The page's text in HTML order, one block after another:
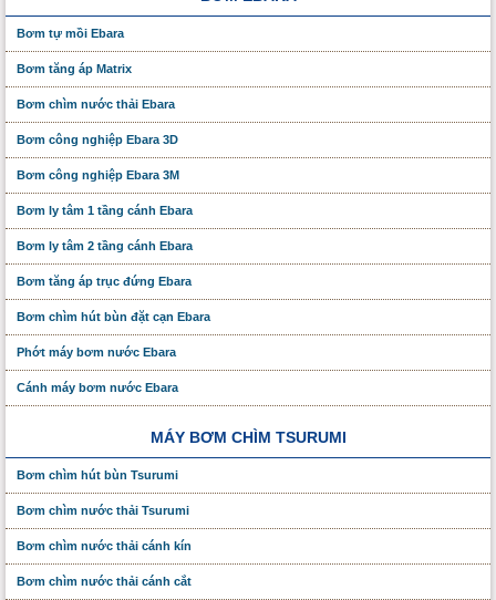
Bơm tự mồi Ebara
Bơm tăng áp Matrix
Bơm chìm nước thải Ebara
Bơm công nghiệp Ebara 3D
Bơm công nghiệp Ebara 3M
Bơm ly tâm 1 tầng cánh Ebara
Bơm ly tâm 2 tầng cánh Ebara
Bơm tăng áp trục đứng Ebara
Bơm chìm hút bùn đặt cạn Ebara
Phớt máy bơm nước Ebara
Cánh máy bơm nước Ebara
MÁY BƠM CHÌM TSURUMI
Bơm chìm hút bùn Tsurumi
Bơm chìm nước thải Tsurumi
Bơm chìm nước thải cánh kín
Bơm chìm nước thải cánh cắt